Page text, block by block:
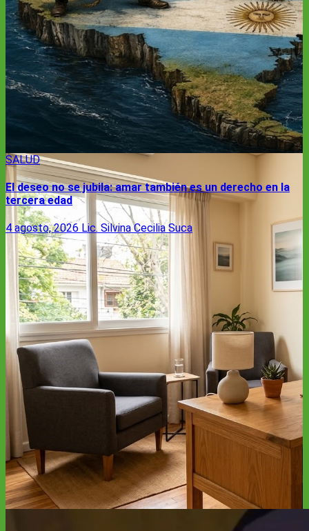
SALUD
El deseo no se jubila: amar también es un derecho en la
tercera edad
4 agosto, 2026 Lic. Silvina Cecilia Suca